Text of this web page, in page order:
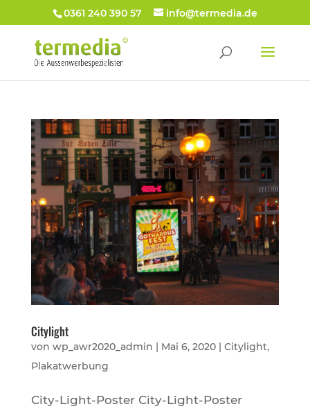
0361 240 390 57 info@termedia.de
Citylight
von wp_awr2020_admin | Mai 6, 2020| Citylight,
Plakatwerbung
City-Light-Poster City-Light-Poster